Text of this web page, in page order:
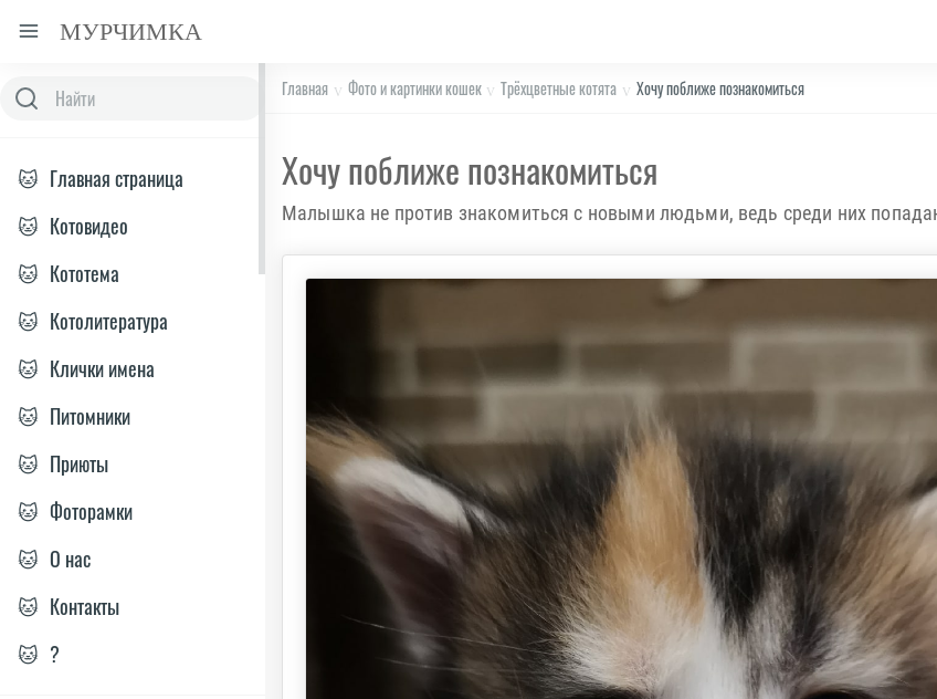
МУРЧИМКА
🐱 Главная страница
🐱 Котовидео
🐱 Кототема
🐱 Котолитература
🐱 Клички имена
🐱 Питомники
🐱 Приюты
🐱 Фоторамки
🐱 О нас
🐱 Контакты
🐱 ?
Главная Фото и картинки кошек Трёхцветные котята Хочу поближе познакомиться
Хочу поближе познакомиться
Малышка не против знакомиться с новыми людьми, ведь среди них